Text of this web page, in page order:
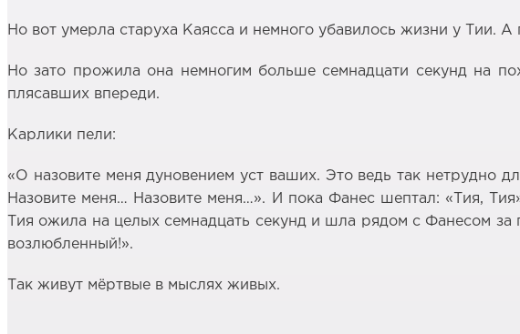
Но вот умерла старуха Каясса и немного убавилось жизни у Тии.
Но зато прожила она немногим больше семнадцати секунд на
плясавших впереди.
Карлики пели:
«О назовите меня дуновением уст ваших. Это ведь так нетрудно
Назовите меня… Назовите меня…». И пока Фанес шептал: «Тия,
Тия ожила на целых семнадцать секунд и шла рядом с Фанесом
возлюбленный!».
Так живут мёртвые в мыслях живых.